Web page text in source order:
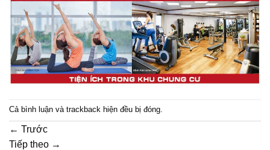
Cả bình luận và trackback hiện đều bị đóng.
← Trước
Tiếp theo →